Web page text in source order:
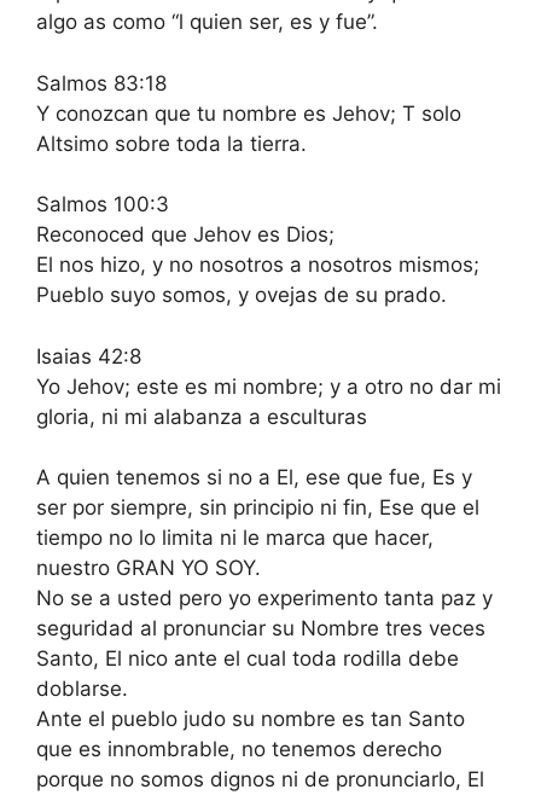
algo as como “l quien ser, es y fue”.
Salmos 83:18
Y conozcan que tu nombre es Jehov; T solo
Altsimo sobre toda la tierra.
Salmos 100:3
Reconoced que Jehov es Dios;
El nos hizo, y no nosotros a nosotros mismos;
Pueblo suyo somos, y ovejas de su prado.
Isaias 42:8
Yo Jehov; este es mi nombre; y a otro no dar mi
gloria, ni mi alabanza a esculturas
A quien tenemos si no a El, ese que fue, Es y
ser por siempre, sin principio ni fin, Ese que el
tiempo no lo limita ni le marca que hacer,
nuestro GRAN YO SOY.
No se a usted pero yo experimento tanta paz y
seguridad al pronunciar su Nombre tres veces
Santo, El nico ante el cual toda rodilla debe
doblarse.
Ante el pueblo judo su nombre es tan Santo
que es innombrable, no tenemos derecho
porque no somos dignos ni de pronunciarlo, El